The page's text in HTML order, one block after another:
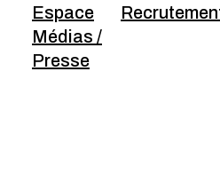
Espace
Médias /
Presse